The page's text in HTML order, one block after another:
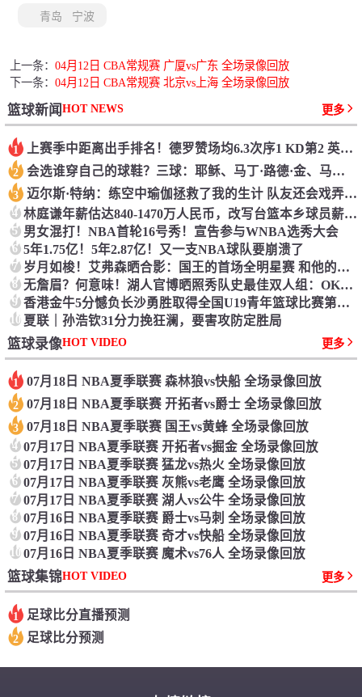
青岛 宁波
上一条： 04月12日 CBA常规赛 广厦vs广东 全场录像回放
下一条： 04月12日 CBA常规赛 北京vs上海 全场录像回放
篮球新闻HOT NEWS 更多
1 上赛季中距离出手排名！德罗赞场均6.3次序1 KD第2 英格拉姆第3
2 会选谁穿自己的球鞋？三球：耶稣、马丁·路德·金、马尔科姆·X
3 迈尔斯·特纳：练空中瑜伽拯救了我的生计 队友还会戏弄我练这个
4 林庭谦年薪估达840-1470万人民币，改写台篮本乡球员薪资纪录
5 男女混打！NBA首轮16号秀！宣告参与WNBA选秀大会
6 5年1.75亿！5年2.87亿！又一支NBA球队要崩溃了
7 岁月如梭！艾弗森晒合影：国王的首场全明星赛 和他的老大哥同框
8 无詹眉？何意味！湖人官博晒照秀队史最佳双人组：OK、东里等当选
9 香港金牛5分憾负长沙勇胜取得全国U19青年篮球比赛第六名
10夏联｜孙浩钦31分力挽狂澜，要害攻防定胜局
篮球录像HOT VIDEO 更多
1 07月18日 NBA夏季联赛 森林狼vs快船 全场录像回放
2 07月18日 NBA夏季联赛 开拓者vs爵士 全场录像回放
3 07月18日 NBA夏季联赛 国王vs黄蜂 全场录像回放
4 07月17日 NBA夏季联赛 开拓者vs掘金 全场录像回放
5 07月17日 NBA夏季联赛 猛龙vs热火 全场录像回放
6 07月17日 NBA夏季联赛 灰熊vs老鹰 全场录像回放
7 07月17日 NBA夏季联赛 湖人vs公牛 全场录像回放
8 07月16日 NBA夏季联赛 爵士vs马刺 全场录像回放
9 07月16日 NBA夏季联赛 奇才vs快船 全场录像回放
1007月16日 NBA夏季联赛 魔术vs76人 全场录像回放
篮球集锦HOT VIDEO 更多
1 足球比分直播预测
2 足球比分预测